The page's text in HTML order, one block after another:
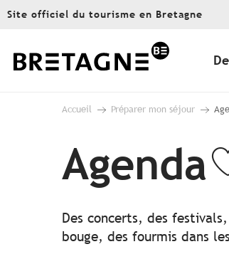
Aller
principal
Site officiel du tourisme en Bretagne
Accueil Préparer mon séjour
Agenda
Des concerts, des
bouge, des fourmis dans